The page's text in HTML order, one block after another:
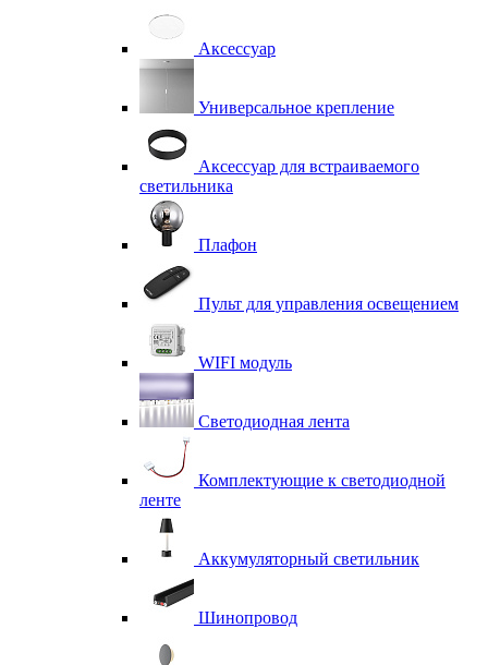
Аксессуар
Универсальное крепление
Аксессуар для встраиваемого
светильника
Плафон
Пульт для управления освещением
WIFI модуль
Светодиодная лента
Комплектующие к светодиодной
ленте
Аккумуляторный светильник
Шинопровод